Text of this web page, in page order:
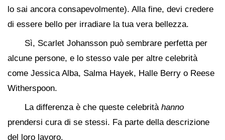
lo sai ancora consapevolmente). Alla fine, devi credere
di essere bello per irradiare la tua vera bellezza.
Sì, Scarlet Johansson può sembrare perfetta per
alcune persone, e lo stesso vale per altre celebrità
come Jessica Alba, Salma Hayek, Halle Berry o Reese
Witherspoon.
La differenza è che queste celebrità hanno
prendersi cura di se stessi. Fa parte della descrizione
del loro lavoro.